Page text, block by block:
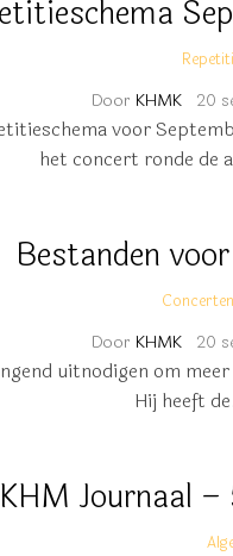
Door KHMK 20
voor
het concert ronde de
Bestanden
Concerten
Door KHMK 20
uitnodigen om
Hij heeft
KHM Journaal